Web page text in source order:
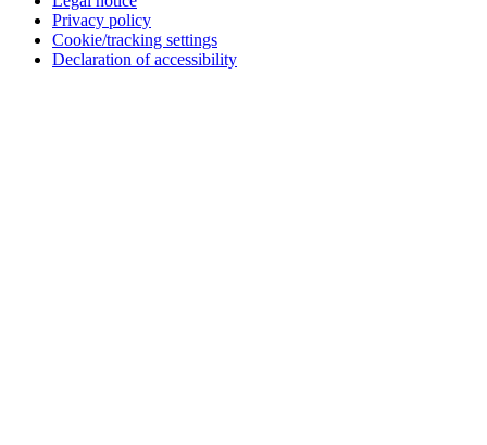
Privacy policy
Cookie/tracking settings
Declaration of accessibility